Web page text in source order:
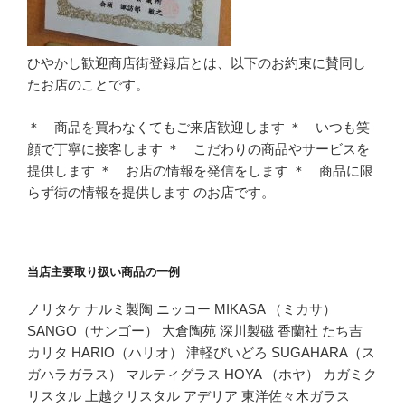
ひやかし歓迎商店街登録店とは、以下のお約束に賛同し
たお店のことです。
＊ 商品を買わなくてもご来店歓迎します ＊ いつも笑
顔で丁寧に接客します ＊ こだわりの商品やサービスを
提供します ＊ お店の情報を発信をします ＊ 商品に限
らず街の情報を提供します のお店です。
当店主要取り扱い商品の一例
ノリタケ ナルミ製陶 ニッコー MIKASA （ミカサ）
SANGO（サンゴー） 大倉陶苑 深川製磁 香蘭社 たち吉
カリタ HARIO（ハリオ） 津軽びいどろ SUGAHARA（ス
ガハラガラス） マルティグラス HOYA （ホヤ） カガミク
リスタル 上越クリスタル アデリア 東洋佐々木ガラス